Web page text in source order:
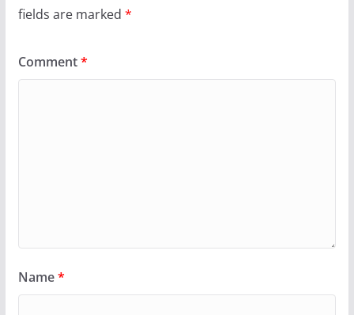
fields are marked *
Comment*
Name*